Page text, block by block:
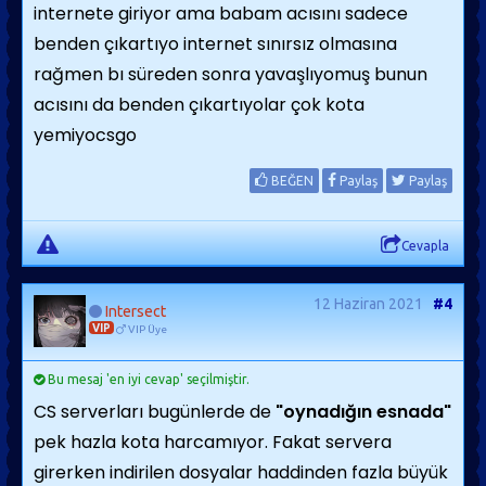
internete giriyor ama babam acısını sadece
benden çıkartıyo internet sınırsız olmasına
rağmen bı süreden sonra yavaşlıyomuş bunun
acısını da benden çıkartıyolar çok kota
yemiyocsgo
BEĞEN Paylaş Paylaş
Cevapla
Intersect
VIP VIP Üye
12 Haziran 2021 #4
Bu mesaj 'en iyi cevap' seçilmiştir.
CS serverları bugünlerde de "oynadığın esnada"
pek hazla kota harcamıyor. Fakat servera
girerken indirilen dosyalar haddinden fazla büyük